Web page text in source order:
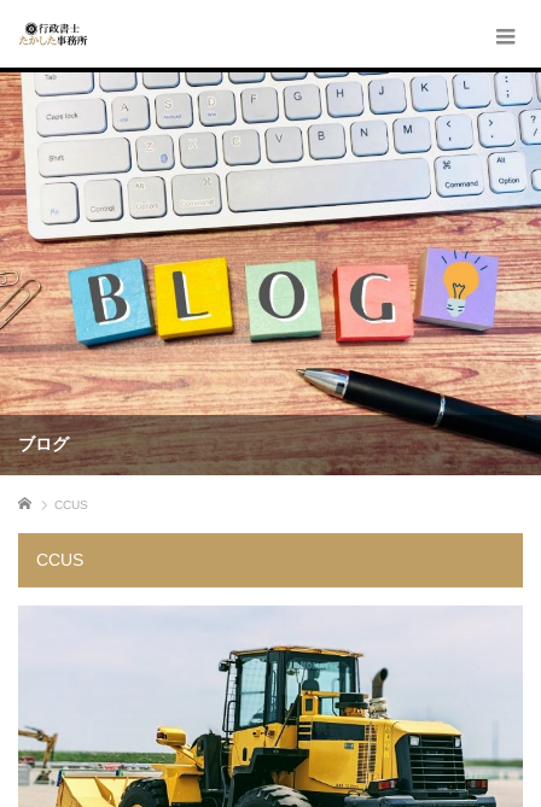
ブログ
ホーム CCUS
CCUS